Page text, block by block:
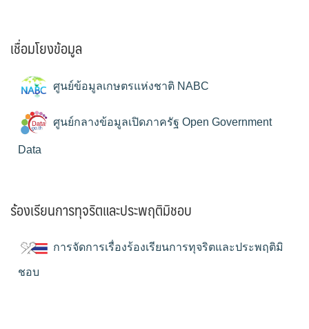
เชื่อมโยงข้อมูล
ศูนย์ข้อมูลเกษตรแห่งชาติ NABC
ศูนย์กลางข้อมูลเปิดภาครัฐ Open Government
Data
ร้องเรียนการทุจริตและประพฤติมิชอบ
การจัดการเรื่องร้องเรียนการทุจริตและประพฤติมิ
ชอบ